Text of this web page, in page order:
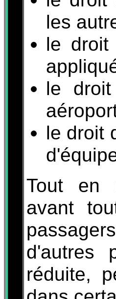
les
le droit
le
le droit
Tout en
avant
d'autres
réduite,